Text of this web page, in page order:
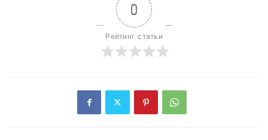
0
Рейтинг статьи